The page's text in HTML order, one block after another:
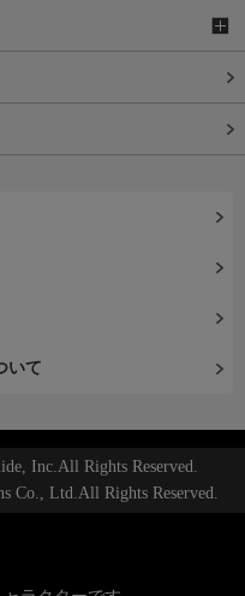
いて
Inc.All Rights Reserved.
Co., Ltd.All Rights Reserved.